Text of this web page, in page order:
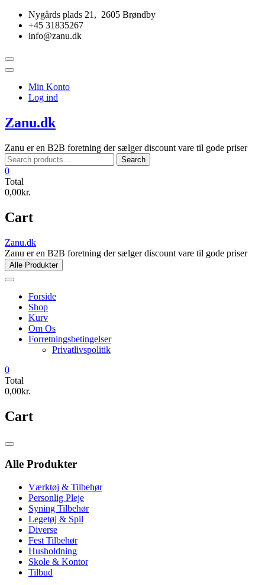
Skip
content
Nygårds plads 21, 2605 Brøndby
+45 31835267
info@zanu.dk
Topbar
Menu
Min Konto
Log ind
Zanu.dk
Zanu er en B2B foretning der sælger discount vare til gode priser
Search
for:
Search
0
Total
0,00kr.
Cart
Zanu.dk
Zanu er en B2B foretning der sælger discount vare til gode priser
Alle Produkter
Forside
Shop
Kurv
Om Os
Forretningsbetingelser
Privatlivspolitik
0
Total
0,00kr.
Cart
Catalog
Alle Produkter
Værktøj & Tilbehør
Personlig Pleje
Syning Tilbehør
Legetøj & Spil
Diverse
Fest Tilbehør
Husholdning
Skole & Kontor
Tilbud